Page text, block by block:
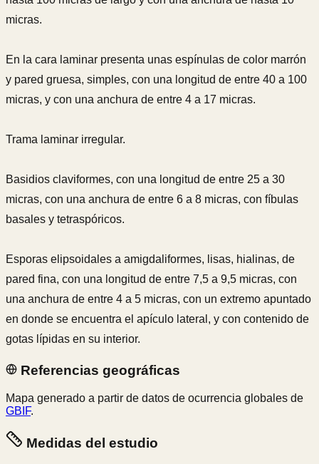
micras.
En la cara laminar presenta unas espínulas de color marrón
y pared gruesa, simples, con una longitud de entre 40 a 100
micras, y con una anchura de entre 4 a 17 micras.
Trama laminar irregular.
Basidios claviformes, con una longitud de entre 25 a 30
micras, con una anchura de entre 6 a 8 micras, con fíbulas
basales y tetraspóricos.
Esporas elipsoidales a amigdaliformes, lisas, hialinas, de
pared fina, con una longitud de entre 7,5 a 9,5 micras, con
una anchura de entre 4 a 5 micras, con un extremo apuntado
en donde se encuentra el apículo lateral, y con contenido de
gotas lípidas en su interior.
Referencias geográficas
Mapa generado a partir de datos de ocurrencia globales de
GBIF.
Medidas del estudio